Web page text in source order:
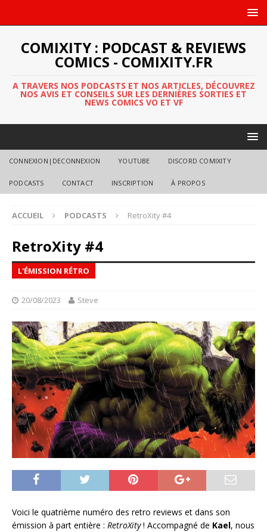
COMIXITY : PODCAST & REVIEWS
COMICS - COMIXITY.FR
A TRAVERS NOS PODCASTS ET NOS ARTICLES, DÉCOUVREZ
NOS AVIS ET CONSEILS SUR LES DERNIÈRES SORTIES ET
NEWS COMICS VO ET VF
CONNEXION|DECONNEXION YOUTUBE DISCORD COMIXITY
PODCASTS CONTACT INSCRIPTION À PROPOS
ACCUEIL PODCASTS RetroXity #4
RetroXity #4
L'ÉMISSION RÉTRO
20/08/2023 Steve
Voici le quatrième numéro des retro reviews et dans son
émission à part entière : RetroXity! Accompagné de Kael, nous